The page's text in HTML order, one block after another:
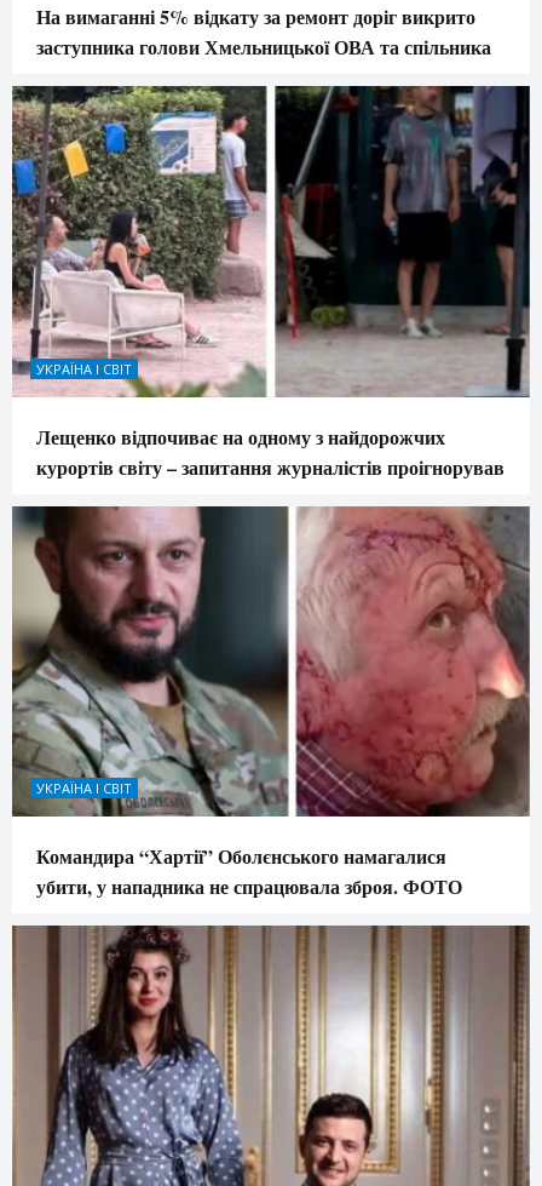
На вимаганні 5% відкату за ремонт доріг викрито
заступника голови Хмельницької ОВА та спільника
УКРАЇНА І СВІТ
Лещенко відпочиває на одному з найдорожчих
курортів світу – запитання журналістів проігнорував
УКРАЇНА І СВІТ
Командира “Хартії” Оболєнського намагалися
убити, у нападника не спрацювала зброя. ФОТО